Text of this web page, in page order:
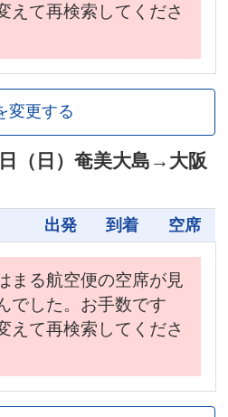
えて再検索してくださ
変更する
（日） 奄美大島 → 大阪
出発 到着 空席
まる航空便の空席が見
でした。お手数です
えて再検索してくださ